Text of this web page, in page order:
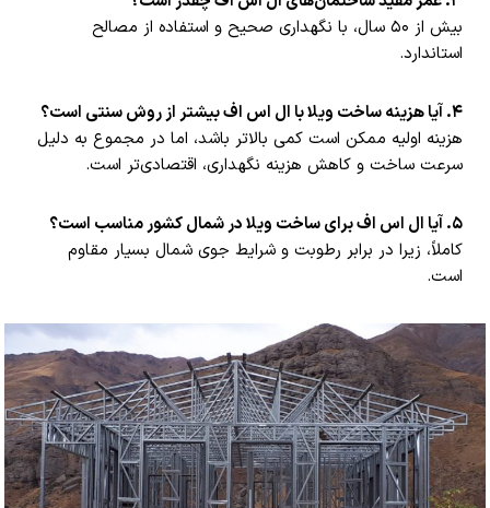
بیش از ۵۰ سال، با نگهداری صحیح و استفاده از مصالح
استاندارد.
۴. آیا هزینه ساخت ویلا با ال اس اف بیشتر از روش سنتی است؟
هزینه اولیه ممکن است کمی بالاتر باشد، اما در مجموع به دلیل
سرعت ساخت و کاهش هزینه نگهداری، اقتصادی‌تر است.
۵. آیا ال اس اف برای ساخت ویلا در شمال کشور مناسب است؟
کاملاً، زیرا در برابر رطوبت و شرایط جوی شمال بسیار مقاوم
است.